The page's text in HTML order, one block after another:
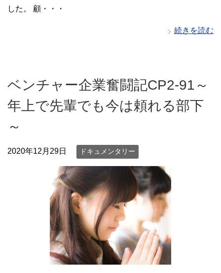
した。 顧・・・
続きを読む
ベンチャー企業奮闘記CP2-91～
年上で先輩でも今は頼れる部下
～
2020年12月29日 ドキュメンタリー